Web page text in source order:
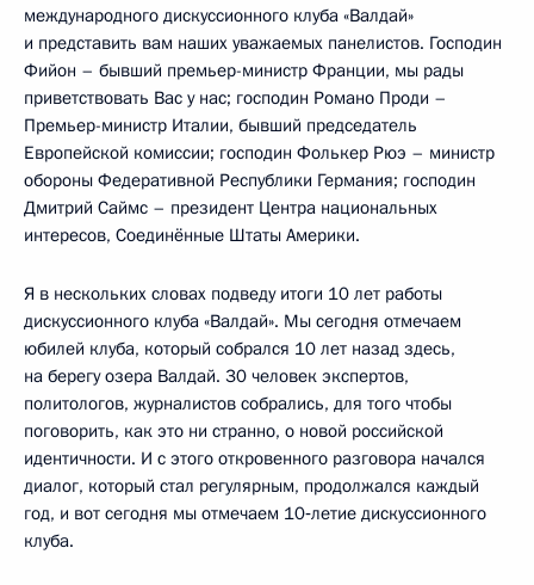
международного дискуссионного клуба «Валдай»
и представить вам наших уважаемых панелистов. Господин
Фийон – бывший премьер-министр Франции, мы рады
приветствовать Вас у нас; господин Романо Проди –
Премьер-министр Италии, бывший председатель
Европейской комиссии; господин Фолькер Рюэ – министр
обороны Федеративной Республики Германия; господин
Дмитрий Саймс – президент Центра национальных
интересов, Соединённые Штаты Америки.
Я в нескольких словах подведу итоги 10 лет работы
дискуссионного клуба «Валдай». Мы сегодня отмечаем
юбилей клуба, который собрался 10 лет назад здесь,
на берегу озера Валдай. 30 человек экспертов,
политологов, журналистов собрались, для того чтобы
поговорить, как это ни странно, о новой российской
идентичности. И с этого откровенного разговора начался
диалог, который стал регулярным, продолжался каждый
год, и вот сегодня мы отмечаем 10‑летие дискуссионного
клуба.